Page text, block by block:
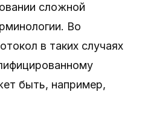
сложной
Во
в таких случаях
быть, например,